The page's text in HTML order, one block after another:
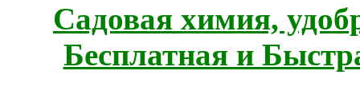
Садовая химия,
Бесплатная и